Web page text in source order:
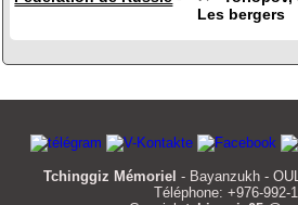
Les bergers
Tchinggiz Mémoriel - Bayanzukh -
Téléphone: +976-992-